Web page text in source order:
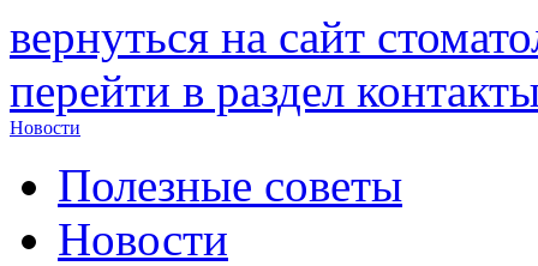
вернуться на сайт
перейти в раздел
Новости
Полезные советы
Новости